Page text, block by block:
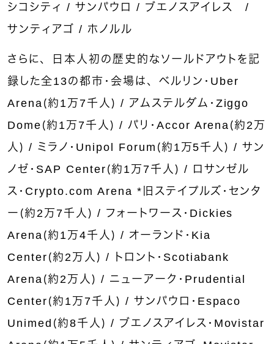
シコシティ / サンパウロ / ブエノスアイレス /
サンティアゴ / ホノルル
さらに、日本人初の歴史的なソールドアウトを記
録した全13の都市・会場は、ベルリン・Uber
Arena（約1万7千人） / アムステルダム・Ziggo
Dome（約1万7千人） / パリ・Accor Arena（約2万
人） / ミラノ・Unipol Forum（約1万5千人） / サン
ノゼ・SAP Center（約1万7千人） / ロサンゼル
ス・Crypto.com Arena *旧ステイプルズ・センタ
ー（約2万7千人） / フォートワース・Dickies
Arena（約1万4千人） / オーランド・Kia
Center（約2万人） / トロント・Scotiabank
Arena（約2万人） / ニューアーク・Prudential
Center（約1万7千人） / サンパウロ・Espaco
Unimed（約8千人） / ブエノスアイレス・Movistar